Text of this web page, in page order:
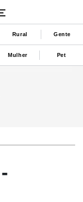
Rural Gente
Mulher Pet